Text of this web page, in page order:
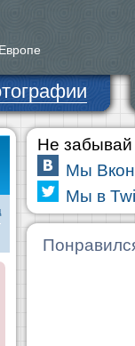
Не забывай
Мы
Мы в